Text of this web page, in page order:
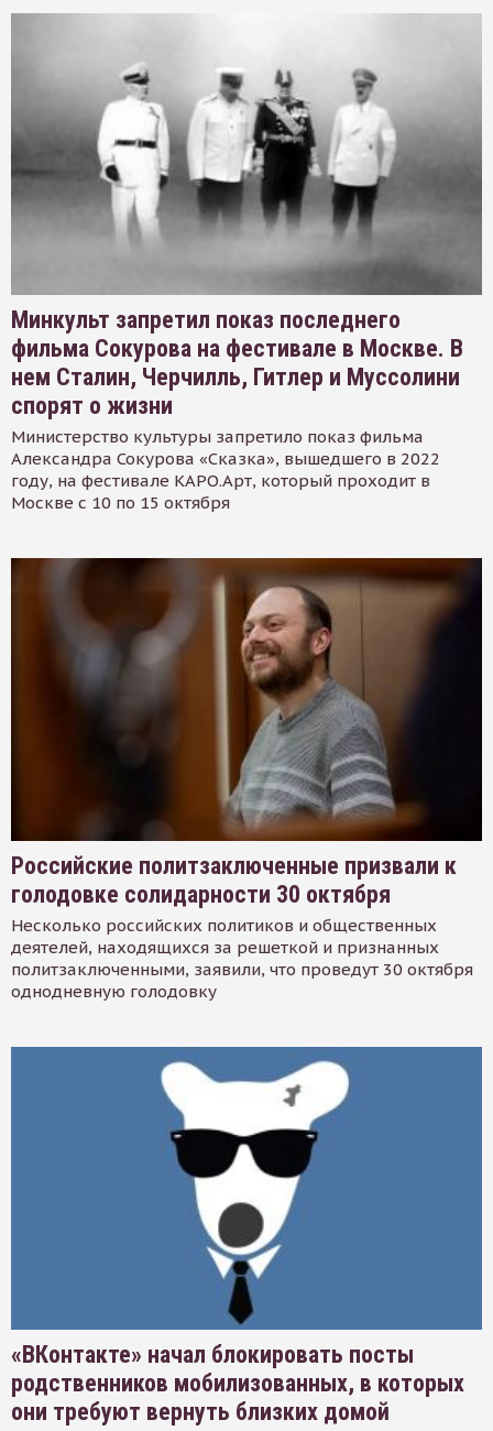
Минкульт запретил показ последнего
фильма Сокурова на фестивале в Москве. В
нем Сталин, Черчилль, Гитлер и Муссолини
спорят о жизни
Министерство культуры запретило показ фильма
Александра Сокурова «Сказка», вышедшего в 2022
году, на фестивале КАРО.Арт, который проходит в
Москве с 10 по 15 октября
Российские политзаключенные призвали к
голодовке солидарности 30 октября
Несколько российских политиков и общественных
деятелей, находящихся за решеткой и признанных
политзаключенными, заявили, что проведут 30 октября
однодневную голодовку
«ВКонтакте» начал блокировать посты
родственников мобилизованных, в которых
они требуют вернуть близких домой